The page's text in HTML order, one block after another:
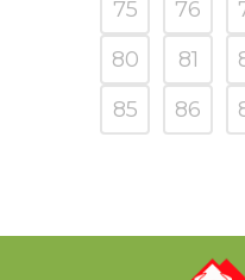
75
76
80
81
85
86